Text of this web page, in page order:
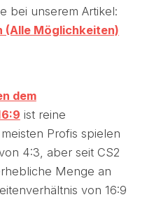
bei unserem Artikel:
(Alle Möglichkeiten)
dem
ist reine
Profis spielen
4:3, aber seit CS2
Menge an
von 16:9